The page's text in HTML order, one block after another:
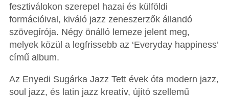
fesztiválokon szerepel hazai és külföldi
formációival, kiváló jazz zeneszerzők állandó
szövegírója. Négy önálló lemeze jelent meg,
melyek közül a legfrissebb az ‘Everyday happiness’
című album.
Az Enyedi Sugárka Jazz Tett évek óta modern jazz,
soul jazz, és latin jazz kreatív, újító szellemű